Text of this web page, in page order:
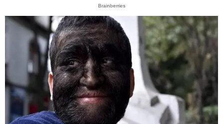
Brainberries